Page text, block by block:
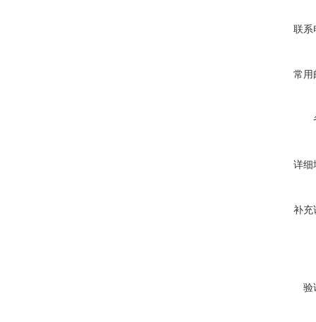
联系
常用
详细
补充
验